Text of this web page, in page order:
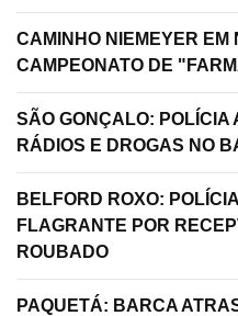
CAMINHO NIEMEYER EM
CAMPEONATO DE
SÃO GONÇALO: POLÍCIA
RÁDIOS E DROGAS NO
BELFORD ROXO:
FLAGRANTE POR
ROUBADO
PAQUETÁ: BARCA